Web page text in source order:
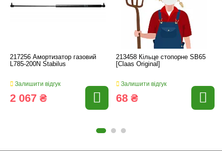
217256 Амортизатор газовий
L785-200N Stabilus
Залишити відгук
2 067 ₴
213458 Кільце стопорне SB65
[Claas Original]
Залишити відгук
68 ₴